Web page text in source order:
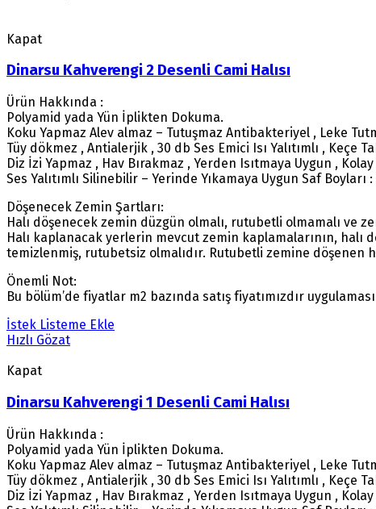
Kapat
Dinarsu Kahverengi 2 Desenli Cami Halısı
Ürün Hakkında :
Polyamid yada Yün İplikten Dokuma.
Koku Yapmaz Alev almaz – Tutuşmaz Antibakteriyel , Leke
Tüy dökmez , Antialerjik , 30 db Ses Emici Isı Yalıtımlı , Keçe
Diz İzi Yapmaz , Hav Bırakmaz , Yerden Isıtmaya Uygun ,
Ses Yalıtımlı Silinebilir – Yerinde Yıkamaya Uygun Saf
Döşenecek Zemin Şartları:
Halı döşenecek zemin düzgün olmalı, rutubetli olmamalı ve
Halı kaplanacak yerlerin mevcut zemin kaplamalarının,
temizlenmiş, rutubetsiz olmalıdır. Rutubetli zemine döşenen
Önemli Not:
Bu bölüm’de fiyatlar m2 bazında satış fiyatımızdır
İstek Listeme Ekle
Hızlı Gözat
Kapat
Dinarsu Kahverengi 1 Desenli Cami Halısı
Ürün Hakkında :
Polyamid yada Yün İplikten Dokuma.
Koku Yapmaz Alev almaz – Tutuşmaz Antibakteriyel , Leke
Tüy dökmez , Antialerjik , 30 db Ses Emici Isı Yalıtımlı , Keçe
Diz İzi Yapmaz , Hav Bırakmaz , Yerden Isıtmaya Uygun ,